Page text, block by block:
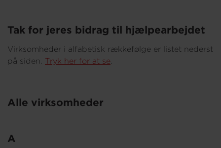
Om os
Tak for jeres bidrag til hjælpearbejdet
Virksomheder i alfabetisk rækkefølge er listet nederst
på siden. Tryk her for at se.
Alle virksomheder
A